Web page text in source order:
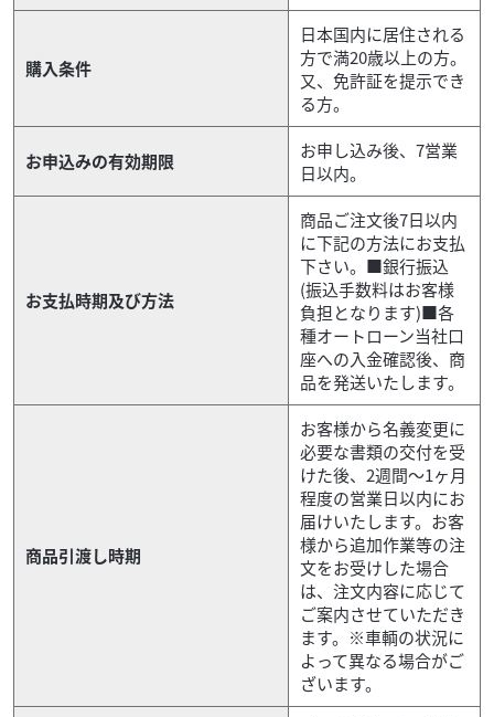
購入条件
日本国内に居住される
方で満20歳以上の方。
又、免許証を提示でき
る方。
お申込みの有効期限
お申し込み後、7営業
日以内。
お支払時期及び方法
商品ご注文後7日以内
に下記の方法にお支払
下さい。■銀行振込
(振込手数料はお客様
負担となります)■各
種オートローン当社口
座への入金確認後、商
品を発送いたします。
商品引渡し時期
お客様から名義変更に
必要な書類の交付を受
けた後、2週間～1ヶ月
程度の営業日以内にお
届けいたします。お客
様から追加作業等の注
文をお受けした場合
は、注文内容に応じて
ご案内させていただき
ます。※車輌の状況に
よって異なる場合がご
ざいます。